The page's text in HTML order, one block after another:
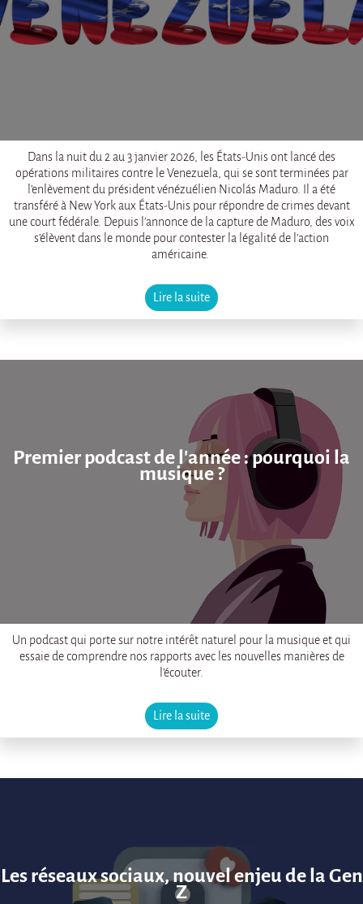
Dans la nuit du 2 au 3 janvier 2026, les États-Unis ont lancé des
opérations militaires contre le Venezuela, qui se sont terminées par
l’enlèvement du président vénézuélien Nicolás Maduro. Il a été
transféré à New York aux États-Unis pour répondre de crimes devant
une court fédérale. Depuis l’annonce de la capture de Maduro, des voix
s’élèvent dans le monde pour contester la légalité de l’action
américaine.
Lire la suite
Premier podcast de l'année : pourquoi la
musique ?
Un podcast qui porte sur notre intérêt naturel pour la musique et qui
essaie de comprendre nos rapports avec les nouvelles manières de
l’écouter.
Lire la suite
Les réseaux sociaux, nouvel enjeu de la Gen
Z